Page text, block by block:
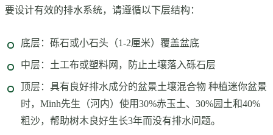
要设计有效的排水系统，请遵循以下层结构：
底层：砾石或小石头（1-2厘米）覆盖盆底
中层：土工布或塑料网，防止土壤落入砾石层
顶层：具有良好排水成分的盆景土壤混合物 种植迷你盆景
时，Minh先生（河内）使用30%赤玉土、30%园土和40%
粗沙，帮助树木良好生长3年而没有排水问题。